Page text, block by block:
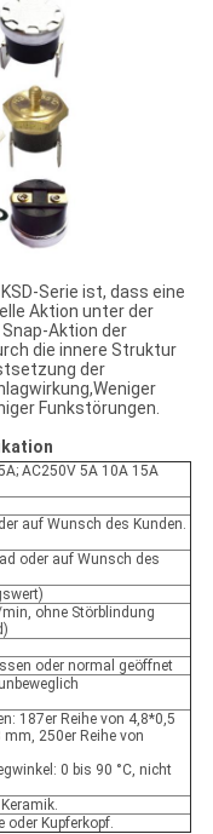
Serie ist, dass eine
Aktion unter der
Aktion der
die innere Struktur
der
Funkstörungen.
AC250V 5A 10A 15A
auf Wunsch des Kunden.
oder auf Wunsch des
ohne Störblindung
oder normal geöffnet
187er Reihe von 4,8*0,5
250er Reihe von
0 bis 90 °C, nicht
oder Kupferkopf.